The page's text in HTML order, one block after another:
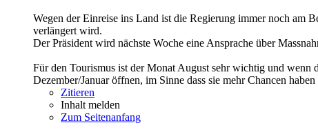
Wegen der Einreise ins Land ist die Regierung immer noch am
verlängert wird.
Der Präsident wird nächste Woche eine Ansprache über
Für den Tourismus ist der Monat August sehr wichtig und wenn
Dezember/Januar öffnen, im Sinne dass sie mehr Chancen
Zitieren
Inhalt melden
Zum Seitenanfang